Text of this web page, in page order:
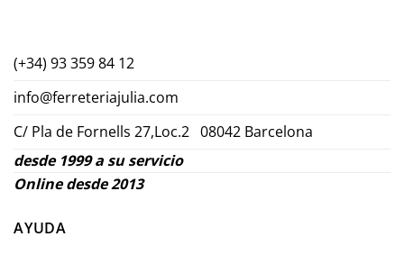
(+34) 93 359 84 12
info@ferreteriajulia.com
C/ Pla de Fornells 27,Loc.2 08042 Barcelona
desde 1999 a su servicio
Online desde 2013
AYUDA